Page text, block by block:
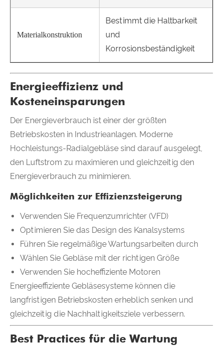
Materialkonstruktion
Bestimmt die Haltbarkeit
und
Korrosionsbeständigkeit
Energieeffizienz und
Kosteneinsparungen
Der Energieverbrauch ist einer der größten
Betriebskosten in Industrieanlagen. Moderne
Hochleistungs-Radialgebläse sind darauf ausgelegt,
den Luftstrom zu maximieren und gleichzeitig den
Energieverbrauch zu minimieren.
Möglichkeiten zur Effizienzsteigerung
Verwenden Sie Frequenzumrichter (VFD)
Optimieren Sie das Design des Kanalsystems
Führen Sie regelmäßige Wartungsarbeiten durch
Wählen Sie Gebläse mit der richtigen Größe
Verwenden Sie hocheffiziente Motoren
Energieeffiziente Gebläsesysteme können die
langfristigen Betriebskosten erheblich senken und
gleichzeitig die Nachhaltigkeitsziele verbessern.
Best Practices für die Wartung